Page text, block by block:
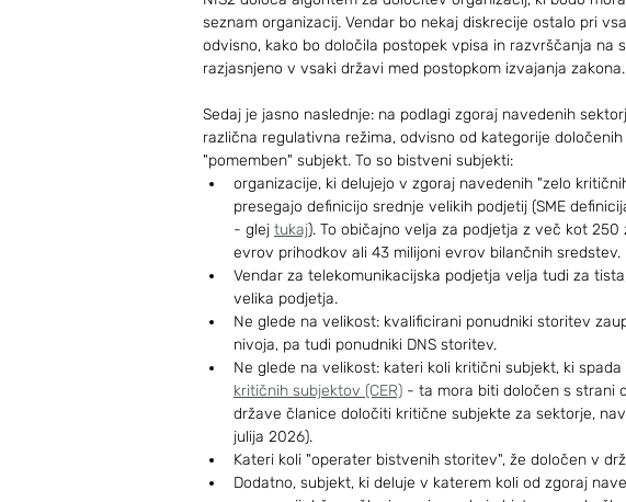
seznam organizacij. Vendar bo nekaj diskrecije ostalo pri
odvisno, kako bo določila postopek vpisa in razvrščanja na
razjasnjeno v vsaki državi med postopkom izvajanja zakona.
Sedaj je jasno naslednje: na podlagi zgoraj navedenih
različna regulativna režima, odvisno od kategorije
"pomemben" subjekt. To so bistveni subjekti:
organizacije, ki delujejo v zgoraj navedenih "zelo
presegajo definicijo srednje velikih podjetij (SME
- glej tukaj). To običajno velja za podjetja z več kot
evrov prihodkov ali 43 milijoni evrov bilančnih sredstev.
Vendar za telekomunikacijska podjetja velja tudi za
velika podjetja.
Ne glede na velikost: kvalificirani ponudniki storitev
nivoja, pa tudi ponudniki DNS storitev.
Ne glede na velikost: kateri koli kritični subjekt, ki spada
kritičnih subjektov (CER) - ta mora biti določen s strani
države članice določiti kritične subjekte za sektorje,
julija 2026).
Kateri koli "operater bistvenih storitev", že določen v
Dodatno, subjekt, ki deluje v katerem koli od zgoraj